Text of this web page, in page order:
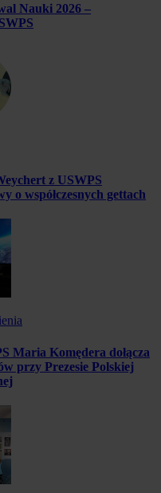
Nauki 2026 –
z USWPS
o współczesnych gettach
Maria Komędera dołącza
przy Prezesie Polskiej